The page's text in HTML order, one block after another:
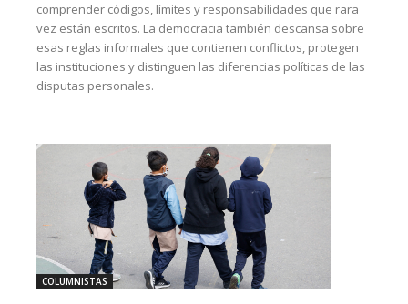
comprender códigos, límites y responsabilidades que rara
vez están escritos. La democracia también descansa sobre
esas reglas informales que contienen conflictos, protegen
las instituciones y distinguen las diferencias políticas de las
disputas personales.
COLUMNISTAS